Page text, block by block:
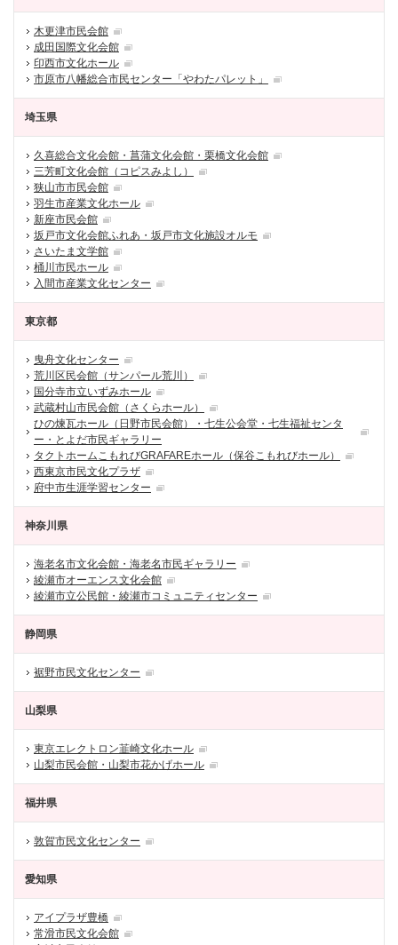
木更津市民会館
成田国際文化会館
印西市文化ホール
市原市八幡総合市民センター「やわたパレット」
埼玉県
久喜総合文化会館・菖蒲文化会館・栗橋文化会館
三芳町文化会館（コピスみよし）
狭山市市民会館
羽生市産業文化ホール
新座市民会館
坂戸市文化会館ふれあ・坂戸市文化施設オルモ
さいたま文学館
桶川市民ホール
入間市産業文化センター
東京都
曳舟文化センター
荒川区民会館（サンパール荒川）
国分寺市立いずみホール
武蔵村山市民会館（さくらホール）
ひの煉瓦ホール（日野市民会館）・七生公会堂・七生福祉センタ
ー・とよだ市民ギャラリー
タクトホームこもれびGRAFAREホール（保谷こもれびホール）
西東京市民文化プラザ
府中市生涯学習センター
神奈川県
海老名市文化会館・海老名市民ギャラリー
綾瀬市オーエンス文化会館
綾瀬市立公民館・綾瀬市コミュニティセンター
静岡県
裾野市民文化センター
山梨県
東京エレクトロン韮崎文化ホール
山梨市民会館・山梨市花かげホール
福井県
敦賀市民文化センター
愛知県
アイプラザ豊橋
常滑市民文化会館